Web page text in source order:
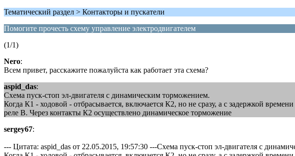
Тематический раздел > Контакторы и пускатели
Помогите прочесть схему управление электродвигателем
(1/1)
Nero:
Всем привет, расскажите пожалуйста как работает эта схема?
aspid_das:
Схема пуск-стоп эл-двигателя с динамическим торможением.
Когда К1 - ходовой - отбрасывается, включается К2, но не сразу, а с задержкой времени
реле В. Через контакты К2 осуществлено динамическое торможение
sergey67:
--- Цитата: aspid_das от 22.05.2015, 19:57:30 ---Схема пуск-стоп эл-двигателя с